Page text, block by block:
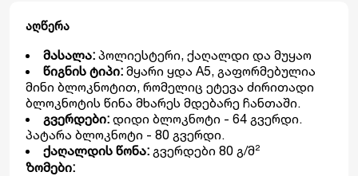
აღწერა
მასალა: პოლიესტერი, ქაღალდი და მუყაო
წიგნის ტიპი: მყარი ყდა A5, გაფორმებულია
მინი ბლოკნოტით, რომელიც ეტევა ძირითადი
ბლოკნოტის წინა მხარეს მდებარე ჩანთაში.
გვერდები: დიდი ბლოკნოტი - 64 გვერდი.
პატარა ბლოკნოტი - 80 გვერდი.
ქაღალდის წონა: გვერდები 80 გ/მ²
ზომები: